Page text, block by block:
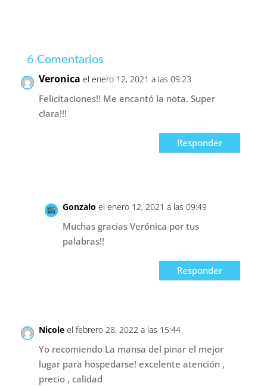
6 Comentarios
Veronica el enero 12, 2021 a las 09:23
Felicitaciones!! Me encantó la nota. Super
clara!!!
Responder
Gonzalo el enero 12, 2021 a las 09:49
Muchas gracias Verónica por tus
palabras!!
Responder
Nicole el febrero 28, 2022 a las 15:44
Yo recomiendo La mansa del pinar el mejor
lugar para hospedarse! excelente atención ,
precio , calidad